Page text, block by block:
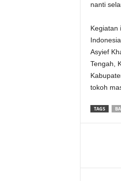
nanti
Kegiatan
Asyief
Tengah,
tokoh
TAGS